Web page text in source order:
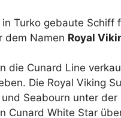
Turko gebaute
dem Namen Royal
die Cunard Line
Die Royal Viking
Seabourn unter
Cunard White Star